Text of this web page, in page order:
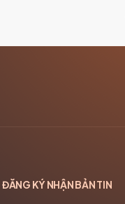
ĐĂNG KÝ NHẬN BẢN TIN